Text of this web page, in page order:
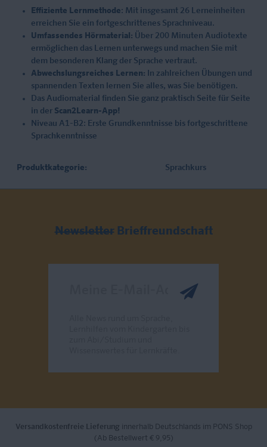
Effiziente Lernmethode: Mit insgesamt 26 Lerneinheiten
erreichen Sie ein fortgeschrittenes Sprachniveau.
Umfassendes Hörmaterial: Über 200 Minuten Audiotexte
ermöglichen das Lernen unterwegs und machen Sie mit
dem besonderen Klang der Sprache vertraut.
Abwechslungsreiches Lernen: In zahlreichen Übungen und
spannenden Texten lernen Sie alles, was Sie benötigen.
Das Audiomaterial finden Sie ganz praktisch Seite für Seite
in der Scan2Learn-App!
Niveau A1-B2: Erste Grundkenntnisse bis fortgeschrittene
Sprachkenntnisse
Produktkategorie: Sprachkurs
Newsletter Brieffreundschaft
Versandkostenfreie Lieferung innerhalb Deutschlands im PONS Shop
(Ab Bestellwert € 9,95)